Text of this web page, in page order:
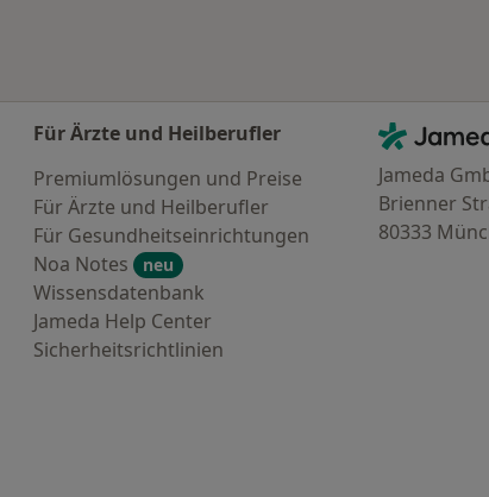
Für Ärzte und Heilberufler
Premiumlösungen und Preise
Für Ärzte und Heilberufler
Für Gesundheitseinrichtungen
Noa Notes
neu
Wissensdatenbank
Jameda Help Center
Sicherheitsrichtlinien
Jameda -
Jameda
Brienner
80333